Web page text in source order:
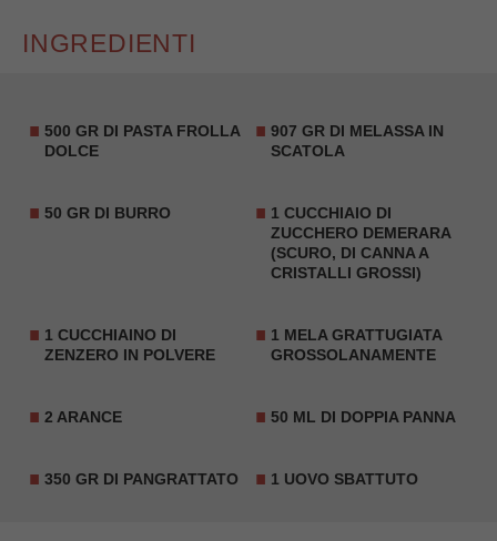
INGREDIENTI
500 GR DI PASTA FROLLA
DOLCE
907 GR DI MELASSA IN
SCATOLA
50 GR DI BURRO
1 CUCCHIAIO DI
ZUCCHERO DEMERARA
(SCURO, DI CANNA A
CRISTALLI GROSSI)
1 CUCCHIAINO DI
ZENZERO IN POLVERE
1 MELA GRATTUGIATA
GROSSOLANAMENTE
2 ARANCE 50 ML DI DOPPIA PANNA
350 GR DI PANGRATTATO 1 UOVO SBATTUTO